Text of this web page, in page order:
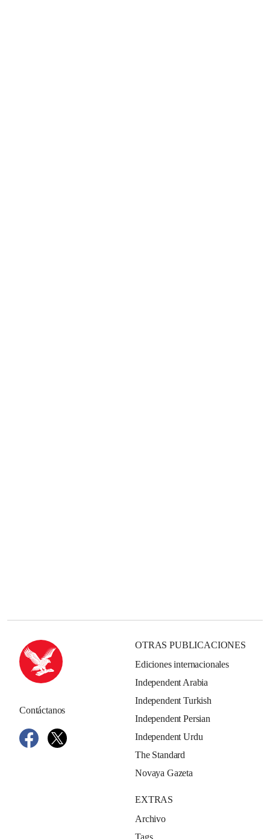
Contáctanos
OTRAS PUBLICACIONES
Ediciones internacionales
Independent Arabia
Independent Turkish
Independent Persian
Independent Urdu
The Standard
Novaya Gazeta
EXTRAS
Archivo
Tags